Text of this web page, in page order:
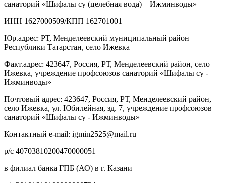
санаторий «Шифалы су (целебная вода) – Ижминводы»
ИНН 1627000509/КПП 162701001
Юр.адрес: РТ, Менделеевский муниципальный район
Республики Татарстан, село Ижевка
Факт.адрес: 423647, Россия, РТ, Менделеевский район, село
Ижевка, учреждение профсоюзов санаторий «Шифалы су -
Ижминводы»
Почтовый адрес: 423647, Россия, РТ, Менделеевский район,
село Ижевка, ул. Юбилейная, зд. 7, учреждение профсоюзов
санаторий «Шифалы су - Ижминводы»
Контактный e-mail: igmin2525@mail.ru
р/с 40703810200470000051
в филиал банка ГПБ (АО) в г. Казани